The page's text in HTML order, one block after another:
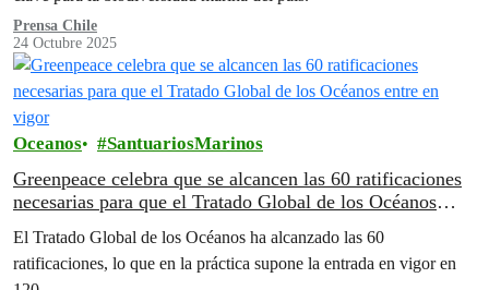
Prensa Chile
24 Octubre 2025
Oceanos SantuariosMarinos
Greenpeace celebra que se alcancen las 60 ratificaciones
necesarias para que el Tratado Global de los Océanos
El Tratado Global de los Océanos ha alcanzado las 60
ratificaciones, lo que en la práctica supone la entrada en vigor en